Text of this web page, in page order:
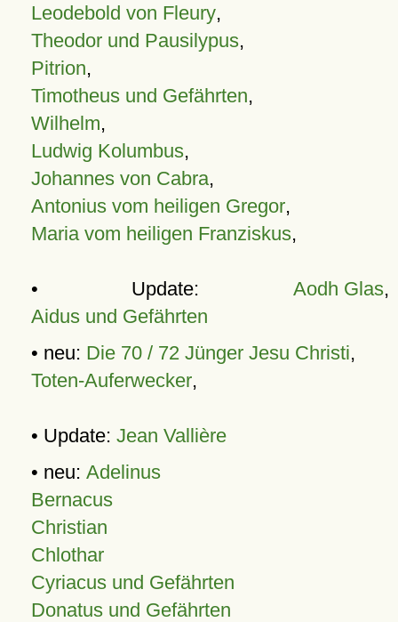
Leodebold von Fleury,
Theodor und Pausilypus,
Pitrion,
Timotheus und Gefährten,
Wilhelm,
Ludwig Kolumbus,
Johannes von Cabra,
Antonius vom heiligen Gregor,
Maria vom heiligen Franziskus,
• Update: Aodh Glas,
Aidus und Gefährten
• neu: Die 70 / 72 Jünger Jesu Christi,
Toten-Auferwecker,
• Update: Jean Vallière
• neu: Adelinus
Bernacus
Christian
Chlothar
Cyriacus und Gefährten
Donatus und Gefährten